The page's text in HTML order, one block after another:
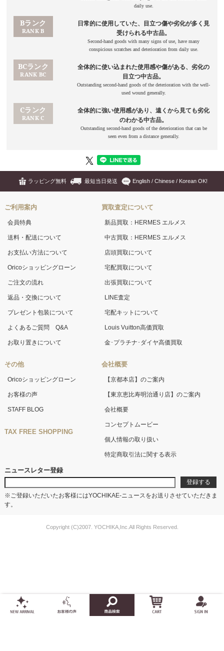
ラッピング無料 最短当日発送 English / Chinese / Korean OK!
ご利用案内
会員特典
送料・配送について
お支払い方法について
Oricoショッピングローン
ご注文の流れ
返品・交換について
プレゼント包装について
よくあるご質問 Q&A
お取り置きについて
その他
Oricoショッピングローン
お客様の声
STAFF BLOG
TAX FREE SHOPPING
買取査定について
新品買取：HERMES エルメス
中古買取：HERMES エルメス
店頭買取について
宅配買取について
出張買取について
LINE査定
宅配キットについて
Louis Vuitton高価買取
金･プラチナ･ダイヤ高価買取
会社概要
【京都本店】のご案内
【東京恵比寿明治通り店】のご案内
会社概要
コンセプトムービー
個人情報の取り扱い
特定商取引法に関する表示
ニュースレター登録
※ご登録いただいたお客様にはYOCHIKAE-ニュースをお送りさせていただきま
す。
Copyright (C)2007. YOCHIKA,Inc.All Rights Reserved.